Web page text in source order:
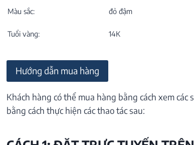
Màu sắc: đỏ đậm
Tuổi vàng: 14K
Hướng dẫn mua hàng
Khách hàng có thể mua hàng bằng cách xem các
bằng cách thực hiện các thao tác sau: